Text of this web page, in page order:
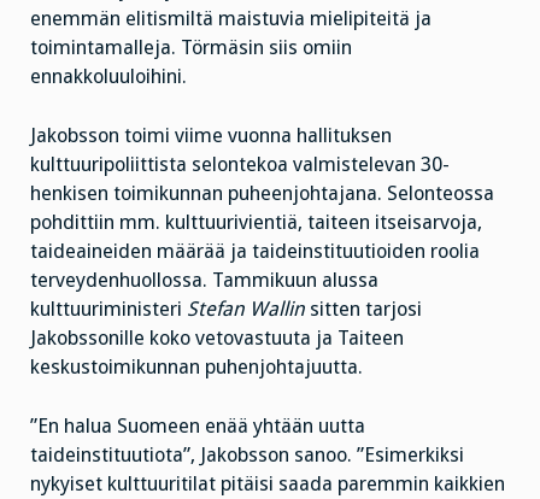
enemmän elitismiltä maistuvia mielipiteitä ja
toimintamalleja. Törmäsin siis omiin
ennakkoluuloihini.
Jakobsson toimi viime vuonna hallituksen
kulttuuripoliittista selontekoa valmistelevan 30-
henkisen toimikunnan puheenjohtajana. Selonteossa
pohdittiin mm. kulttuurivientiä, taiteen itseisarvoja,
taideaineiden määrää ja taideinstituutioiden roolia
terveydenhuollossa. Tammikuun alussa
kulttuuriministeri Stefan Wallin sitten tarjosi
Jakobssonille koko vetovastuuta ja Taiteen
keskustoimikunnan puhenjohtajuutta.
”En halua Suomeen enää yhtään uutta
taideinstituutiota”, Jakobsson sanoo. ”Esimerkiksi
nykyiset kulttuuritilat pitäisi saada paremmin kaikkien